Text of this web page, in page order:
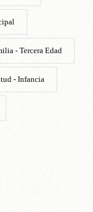
- Tercera Edad
- Infancia